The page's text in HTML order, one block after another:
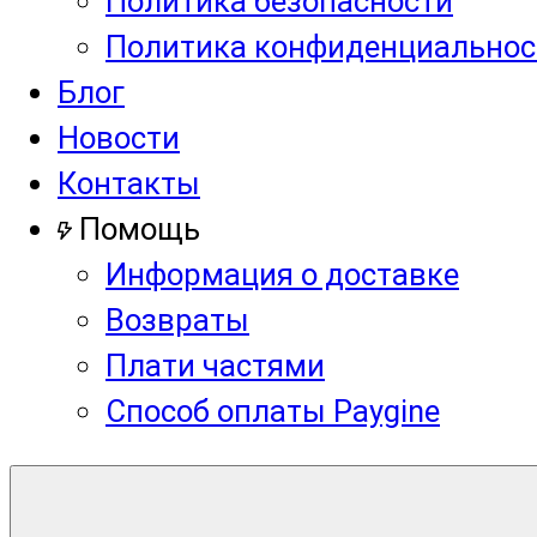
Политика
Блог
Новости
Контакты
Помощь
Информация о доставке
Возвраты
Плати частями
Способ оплаты Paygine